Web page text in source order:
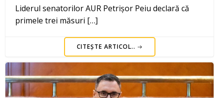
Liderul senatorilor AUR Petrișor Peiu declară că
primele trei măsuri […]
CITEȘTE ARTICOL..